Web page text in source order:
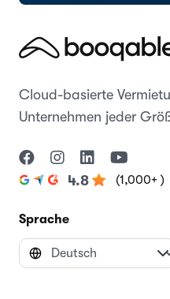
Cloud-basierte
Unternehmen jeder
4.8 (1,000+ )
Sprache